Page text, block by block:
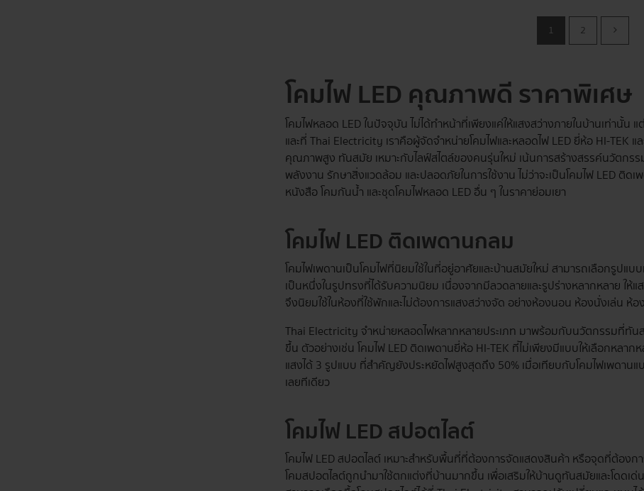
1 2
โคมไฟ LED คุณภาพดี ราคาพิเศษ
โคมไฟหลอด LED ในปัจจุบัน ไม่ได้ทำหน้าที่เพียงแค่ให้แสงสว่างภายในบ้านเท่านั้
และที่ Thai Electricity เราคือผู้จัดจำหน่ายโคมไฟและหลอดไฟ LED ยี่ห้อ HI-TEK
คุณภาพสูง ทันสมัย เหมาะกับไลฟ์สไตล์ของคนรุ่นใหม่ เน้นการสร้างสรรค์นวัตกร
พลังงาน รักษาสิ่งแวดล้อม และปลอดภัยในการใช้งาน ไม่ว่าจะเป็นโคมไฟ LED ติด
หนังสือ โคมกันน้ำ และชุดโคมไฟหลอด LED อื่น ๆ ในราคาย่อมเยา
โคมไฟ LED ติดเพดานกลม
โคมไฟเพดานเป็นโคมไฟที่นิยมใช้ในที่อยู่อาศัยและบ้านสมัยใหม่ สามารถเลือกรูปแ
เป็นหนึ่งในรูปทรงที่ได้รับความนิยม เนื่องจากมีลวดลายและรูปร่างหลากหลาย ให้
จึงนิยมใช้ในห้องที่ใช้พักและไม่ต้องการแสงสว่างจัด อย่างห้องนอน ห้องนั่งเล่น ห้
Thai Electricity จำหน่ายหลอดไฟหลากหลายประเภท มาพร้อมกับนวัตกรรมที่ทัน
ขึ้น ตัวอย่างเช่น โคมไฟ LED ติดเพดานยี่ห้อ HI-TEK ที่ไม่เพียงมีแบบให้เลือกหลา
แสงได้ 3 รูปแบบ ที่สำคัญยังประหยัดไฟสูงสุดถึง 50% เมื่อเทียบกับโคมไฟเพดานแ
เลยทีเดียว
โคมไฟ LED สปอตไลต์
โคมไฟ LED สปอตไลต์ เหมาะสำหรับพื้นที่ที่ต้องการจัดแสดงสินค้า หรือจุดที่ต้อง
โคมสปอตไลต์ถูกนำมาใช้ตกแต่งที่บ้านมากขึ้น เพื่อเสริมให้บ้านดูทันสมัยและโดดเด่